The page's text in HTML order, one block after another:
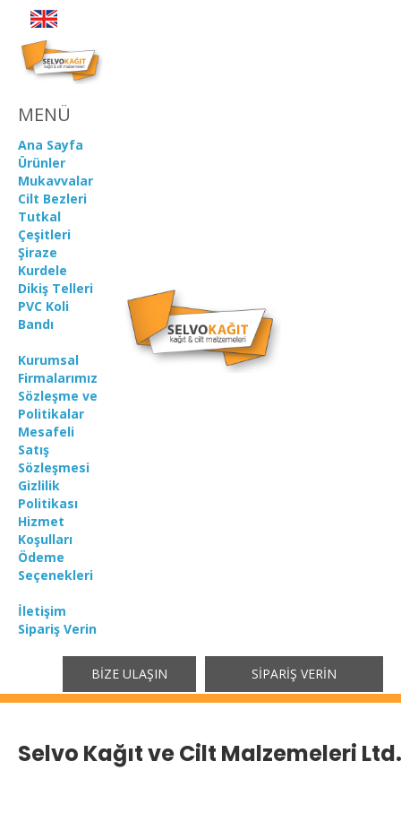
MENÜ
Ana Sayfa
Ürünler
Mukavvalar
Cilt Bezleri
Tutkal
Çeşitleri
Şiraze
Kurdele
Dikiş Telleri
PVC Koli
Bandı
Kurumsal
Firmalarımız
Sözleşme ve
Politikalar
Mesafeli
Satış
Sözleşmesi
Gizlilik
Politikası
Hizmet
Koşulları
Ödeme
Seçenekleri
İletişim
Sipariş Verin
BIZE ULAŞIN SIPARIŞ VERIN
Selvo Kağıt ve Cilt Malzemeleri